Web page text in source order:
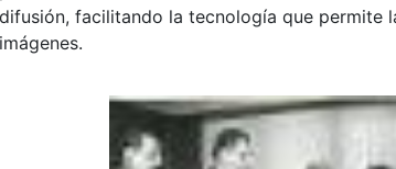
difusión, facilitando la tecnología que permite
imágenes.